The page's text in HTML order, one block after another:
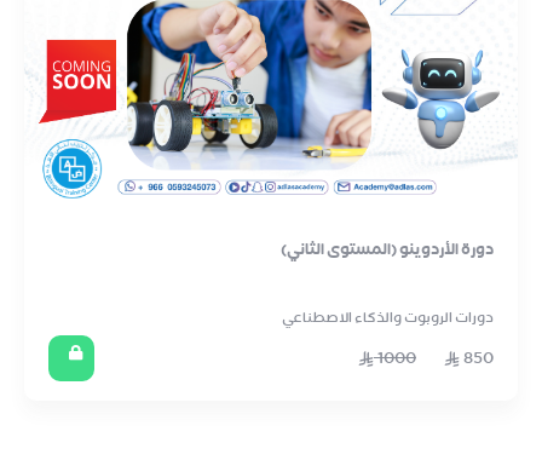
دورة الأردوينو (المستوى الثاني)
دورات الروبوت والذكاء الاصطناعي
850
1000